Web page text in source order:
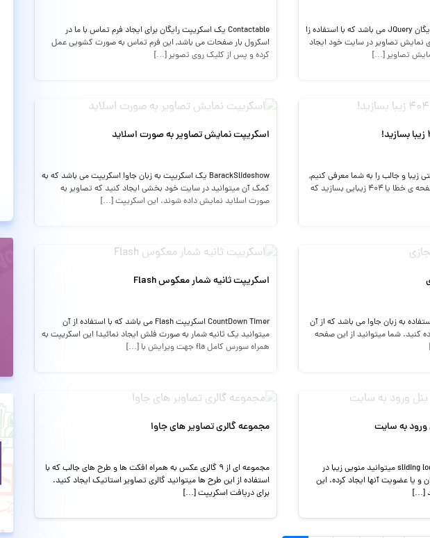
AnythingSlider یک اسکریپت رایگان JQuery می باشد که با استفاده زا
نمایش تصاویر در سایت خود ایجاد
تصاویر […]
Contactable یک اسکریپت رایگان برای ایجاد فرم تماس با ما در
اسکرول بار صفحات می باشد, این فرم تماس به صورت کشویی عمل
کرده و پس از کلیک روی تصویر […]
زیبا و جالب را به شما معرفی کنیم,
شما میتوانید با این اسکریپت صفحه ی خطا یا ۴۰۴ زیبایی بسازید که
اسکریپت نمایش تصاویر به صورت اسلاید
BarackSlideshow یک اسکریپت به زبان جاوا اسکریپت می باشد که به
کمک آن میتوانید در سایت خود بخشی ایجاد کنید که تصاویر به
صورت اسلاید نمایش داده شوند. این اسکریپت […]
به زبان جاوا می باشد که از آن
کنید. شما میتوانید از این صفحه
اسکریپت ثانیه شمار معکوس Flash
CountDown Timer اسکریپت Flash می باشد که با استفاده از آن
میتوانید یک ثانیه شمار به صورت فلش ایجاد نمائید! این اسکریپت به
همراه سورس کامل fla جهت ویرایش با […]
به سایت
با استفاده از اسکریپت sliding login panel میتوانید منویی زیبا در
و یا عضویت آنها ایجاد کرده. این
[…]
مجموعه گالری تصاویر های جاوا
مجموعه ای از ۹ گالری عکس به همراه افکت ها و طرح های جالب که با
استفاده از این طرح ها میتوانید گالری تصاویر استاتیک ایجاد کنید.
برای دریافت اسکریپت […]